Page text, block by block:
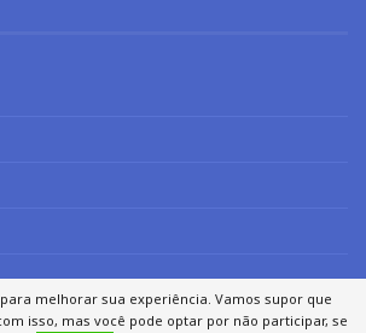
melhorar sua experiência. Vamos supor que
isso, mas você pode optar por não participar, se